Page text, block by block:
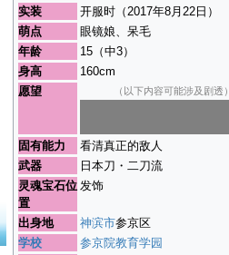
实装
开服时（2017年8月22日）
萌点
眼镜娘、呆毛
年龄
15（中3）
身高
160cm
愿望
（以下内容可能涉及剧透）
固有能力
看清真正的敌人
武器
日本刀・二刀流
灵魂宝石位
置
发饰
出身地 神滨市参京区
学校
参京院教育学园